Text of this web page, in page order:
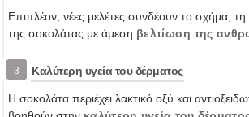
Επιπλέον, νέες μελέτες συνδέουν το σχήμα,
της σοκολάτας με άμεση βελτίωση της
3 Καλύτερη υγεία του δέρματος
Η σοκολάτα περιέχει λακτικό οξύ και